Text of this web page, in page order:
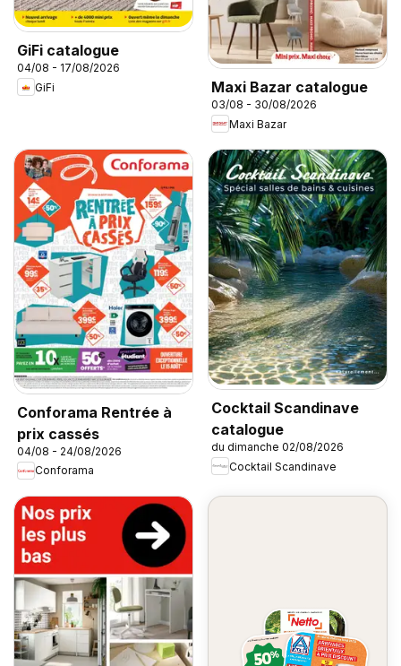
GiFi catalogue
04/08 - 17/08/2026
GiFi
Maxi Bazar catalogue
03/08 - 30/08/2026
Maxi Bazar
Conforama Rentrée à
prix cassés
04/08 - 24/08/2026
Conforama
Cocktail Scandinave
catalogue
du dimanche 02/08/2026
Cocktail Scandinave